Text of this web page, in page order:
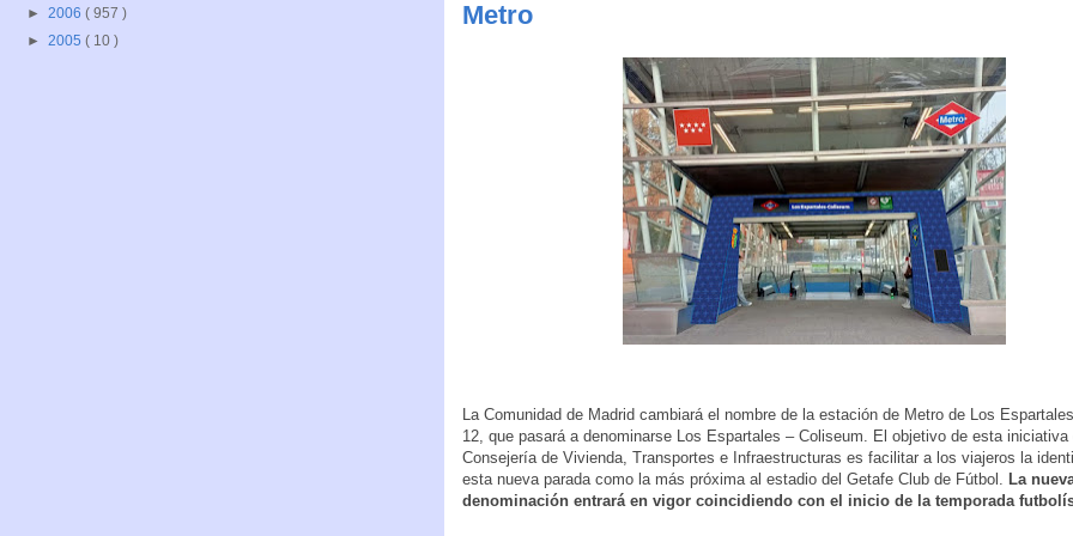
Metro
La Comunidad de Madrid cambiará el nombre de la estación de Metro de Los
12, que pasará a denominarse Los Espartales – Coliseum. El objetivo de esta iniciativa
Consejería de Vivienda, Transportes e Infraestructuras es facilitar a los viajeros la
esta nueva parada como la más próxima al estadio del Getafe Club de Fútbol.
La
denominación entrará en vigor coincidiendo con el inicio de la temporada
► 2006 ( 957 )
► 2005 ( 10 )